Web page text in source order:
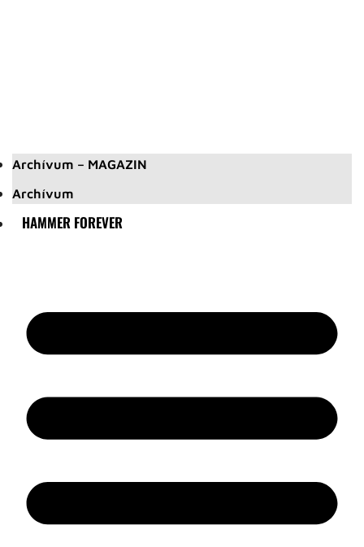
Archívum – MAGAZIN
Archívum
HAMMER FOREVER